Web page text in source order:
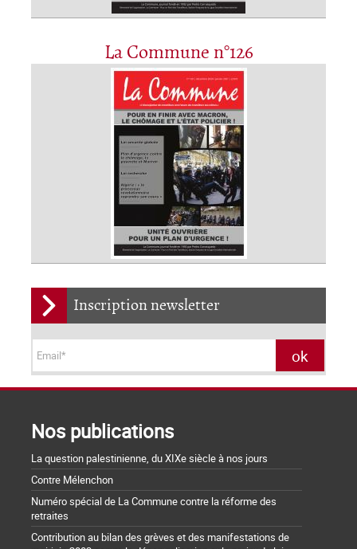
La Commune n°126
Inscription newsletter
Nos publications
La question palestinienne, du XIXe siècle à nos jours
Contre Mélenchon
Numéro spécial de La Commune contre la réforme des
retraites
Contribution au bilan des grèves et des manifestations de